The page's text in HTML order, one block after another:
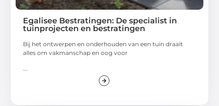
Egalisee Bestratingen: De specialist in
tuinprojecten en bestratingen
Bij het ontwerpen en onderhouden van een tuin draait
alles om vakmanschap en oog voor
...